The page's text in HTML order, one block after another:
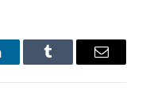
Tumblr Email